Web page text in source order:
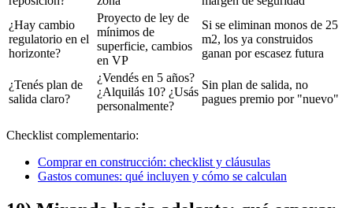
¿Hay cambio
regulatorio en el
horizonte?
Proyecto de ley de
mínimos de
superficie, cambios
en VP
Si se eliminan monos de 25
m2, los ya construidos
ganan por escasez futura
¿Tenés plan de
salida claro?
¿Vendés en 5 años?
¿Alquilás 10? ¿Usás
personalmente?
Sin plan de salida, no
pagues premio por "nuevo"
Checklist complementario:
Comprar en construcción: checklist y cláusulas
Gastos comunes: qué incluyen y cómo se calculan